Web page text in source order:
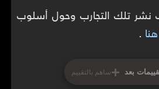
نشر تلك التجارب وحول أسلوب
.
بعد +ساهم بالتقييم